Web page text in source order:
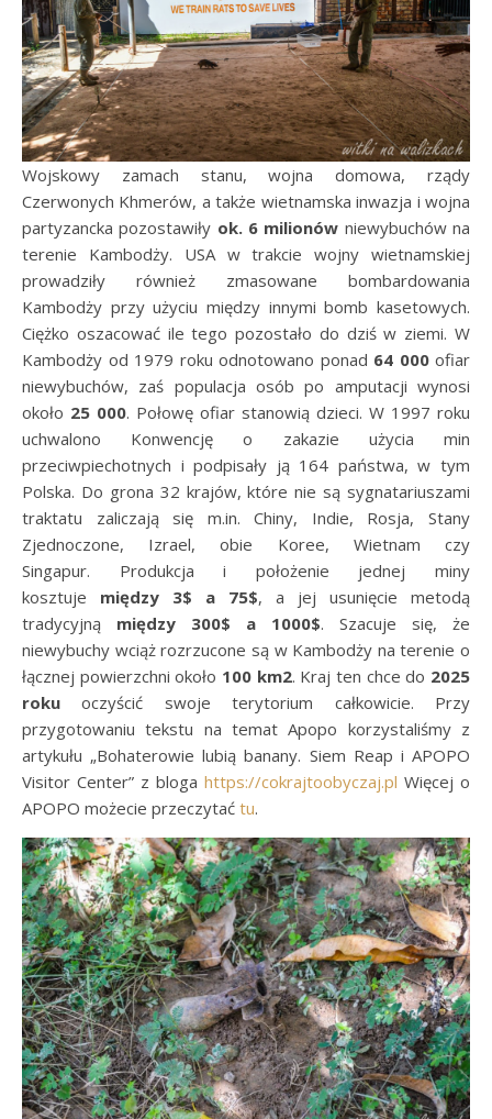
Wojskowy zamach stanu, wojna domowa, rządy
Czerwonych Khmerów, a także wietnamska inwazja i wojna
partyzancka pozostawiły ok. 6 milionów niewybuchów na
terenie Kambodży. USA w trakcie wojny wietnamskiej
prowadziły również zmasowane bombardowania
Kambodży przy użyciu między innymi bomb kasetowych.
Ciężko oszacować ile tego pozostało do dziś w ziemi. W
Kambodży od 1979 roku odnotowano ponad 64 000ofiar
niewybuchów, zaś populacja osób po amputacji wynosi
około 25 000. Połowę ofiar stanowią dzieci. W 1997 roku
uchwalono Konwencję o zakazie użycia min
przeciwpiechotnych i podpisały ją 164 państwa, w tym
Polska. Do grona 32 krajów, które nie są sygnatariuszami
traktatu zaliczają się m.in. Chiny, Indie, Rosja, Stany
Zjednoczone, Izrael, obie Koree, Wietnam czy
Singapur. Produkcja i położenie jednej miny
kosztuje między 3$ a 75$, a jej usunięcie metodą
tradycyjną między 300$ a 1000$. Szacuje się, że
niewybuchy wciąż rozrzucone są w Kambodży na terenie o
łącznej powierzchni około 100 km2. Kraj ten chce do 2025
roku oczyścić swoje terytorium całkowicie. Przy
przygotowaniu tekstu na temat Apopo korzystaliśmy z
artykułu „Bohaterowie lubią banany. Siem Reap i APOPO
Visitor Center” z bloga https://cokrajtoobyczaj.pl Więcej o
APOPO możecie przeczytać tu.